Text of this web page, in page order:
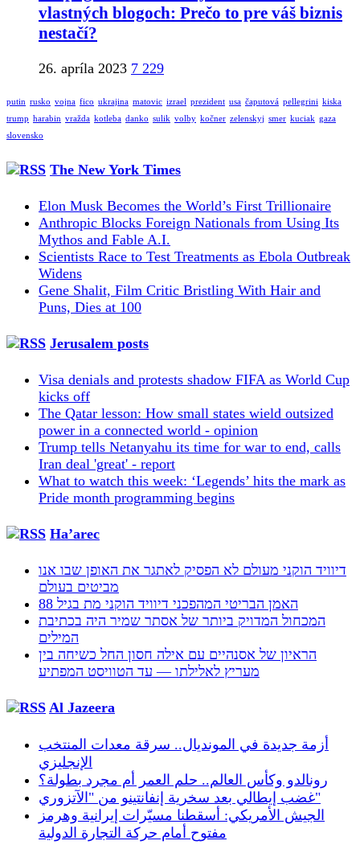
vlastných blogoch: Prečo to pre váš biznis
nestačí?
26. apríla 2023 7 229
putin rusko vojna fico ukrajina matovic izrael prezident usa čaputová pellegrini kiska
trump harabin vražda kotleba danko sulik volby kočner zelenskyj smer kuciak gaza
slovensko
The New York Times
Elon Musk Becomes the World’s First Trillionaire
Anthropic Blocks Foreign Nationals from Using Its
Mythos and Fable A.I.
Scientists Race to Test Treatments as Ebola Outbreak
Widens
Gene Shalit, Film Critic Bristling With Hair and
Puns, Dies at 100
Jerusalem posts
Visa denials and protests shadow FIFA as World Cup
kicks off
The Qatar lesson: How small states wield outsized
power in a connected world - opinion
Trump tells Netanyahu its time for war to end, calls
Iran deal 'great' - report
What to watch this week: ‘Legends’ hits the mark as
Pride month programming begins
Ha’arec
דיוויד הוקני מעולם לא הפסיק לאתגר את האופן שבו אנו
מביטים בעולם
האמן הבריטי המהפכני דיוויד הוקני מת בגיל 88
המכחול המדויק ביותר של אסתר שמיר היה בכתיבת
המילים
הראיון של אסנהיים עם אילה חסון החל כשיחה בין
מעריץ לאלילתו — עד הטוויסט המפתיע
Al Jazeera
أزمة جديدة في المونديال.. سرقة معدات المنتخب
الإنجليزي
رونالدو وكأس العالم.. حلم العمر أم مجرد بطولة؟
غضب إيطالي بعد سخرية إنفانتينو من "الآتزوري"
الجيش الأمريكي: أسقطنا مسيّرات إيرانية وهرمز
مفتوح أمام حركة التجارة الدولية